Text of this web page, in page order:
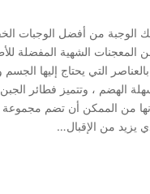
الوجبة من أفضل الوجبات
المعجنات الشهية المفضلة
التي يحتاج إليها الجسم
الهضم ، وتتميز فطائر الجبن
من الممكن أن تضم مجموعة
يزيد من الإقبال…